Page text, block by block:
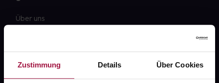
Zustimmung Details Über Cookies
Über uns
Newsletter